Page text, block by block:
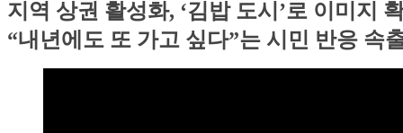
지역 상권 활성화, ‘김밥 도시’로 이미지
“내년에도 또 가고 싶다”는 시민 반응 속